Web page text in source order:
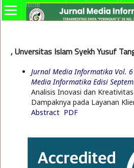
, Unversitas Islam Syekh Yusuf
Jurnal Media Informatika Vol.
Media Informatika Edisi
Analisis Inovasi dan
Dampaknya pada Layanan
Abstract PDF